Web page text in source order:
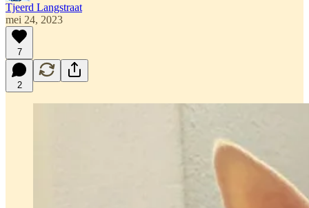
Tjeerd Langstraat
mei 24, 2023
7
2